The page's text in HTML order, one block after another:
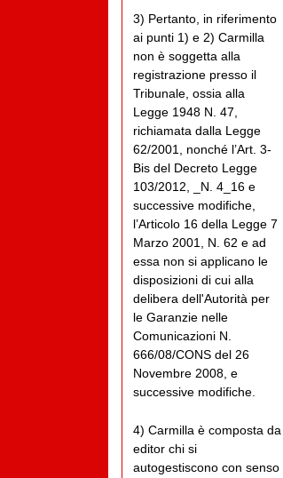
3) Pertanto, in riferimento
ai punti 1) e 2) Carmilla
non è soggetta alla
registrazione presso il
Tribunale, ossia alla
Legge 1948 N. 47,
richiamata dalla Legge
62/2001, nonché l’Art. 3-
Bis del Decreto Legge
103/2012, _N. 4_16 e
successive modifiche,
l’Articolo 16 della Legge 7
Marzo 2001, N. 62 e ad
essa non si applicano le
disposizioni di cui alla
delibera dell'Autorità per
le Garanzie nelle
Comunicazioni N.
666/08/CONS del 26
Novembre 2008, e
successive modifiche.
4) Carmilla è composta da
editor chi si
autogestiscono con senso